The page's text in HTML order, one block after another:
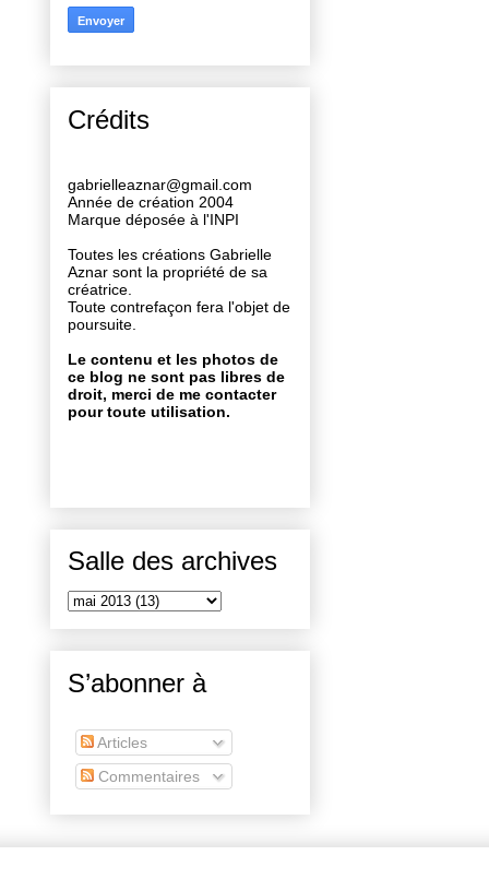
Crédits
gabrielleaznar@gmail.com
Année de création 2004
Marque déposée à l'INPI
Toutes les créations Gabrielle
Aznar sont la propriété de sa
créatrice.
Toute contrefaçon fera l'objet de
poursuite.
Le contenu et les photos de
ce blog ne sont pas libres de
droit, merci de me contacter
pour toute utilisation.
Salle des archives
S’abonner à
Articles
Commentaires